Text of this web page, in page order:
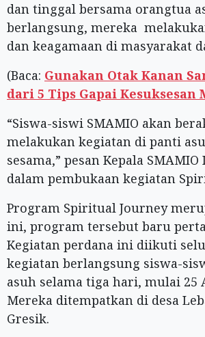
dan tinggal bersama orangtua
berlangsung, mereka
dan keagamaan di masyarakat
(Baca: Gunakan Otak Kanan
dari 5 Tips Gapai Kesuksesan
“Siswa-siswi SMAMIO akan
melakukan kegiatan di panti
sesama,” pesan Kepala
dalam pembukaan kegiatan
Program Spiritual Journey
ini, program tersebut baru
Kegiatan perdana ini diikuti
kegiatan berlangsung siswa-
asuh selama tiga hari, mulai 25
Mereka ditempatkan di desa
Gresik.